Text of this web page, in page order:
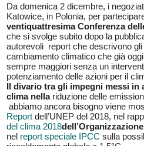
Da domenica 2 dicembre, i
Katowice, in Polonia, per
ventiquattresima Conferenza
che si svolge subito dopo la
autorevoli report che descrivono
cambiamento climatico che già
sempre maggiori senza un
potenziamento delle azioni per il
Il divario tra gli impegni messi in
clima nella riduzione delle
abbiamo ancora bisogno viene
Reportdell’UNEP del 2018, nel
del clima 2018
nel report speciale IPCC sulla